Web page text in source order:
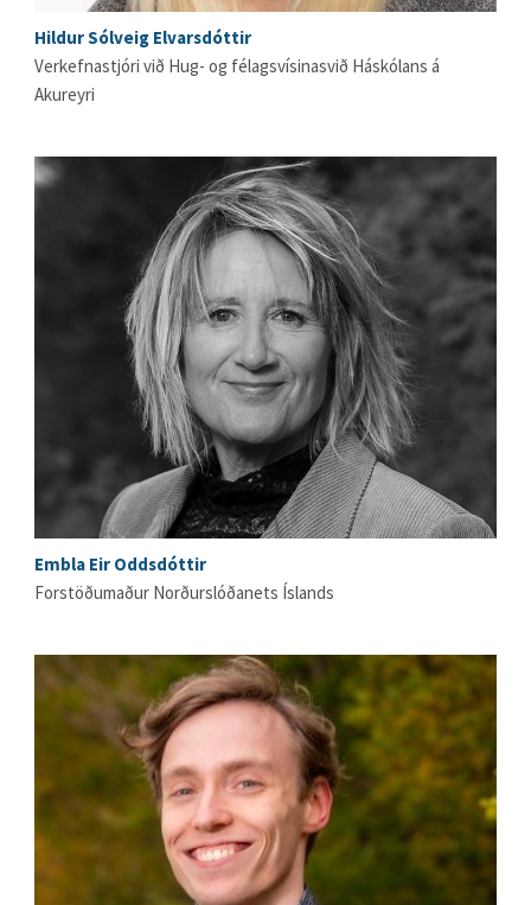
Hildur Sólveig Elvarsdóttir
Verkefnastjóri við Hug- og félagsvísinasvið Háskólans á
Akureyri
Embla Eir Oddsdóttir
Forstöðumaður Norðurslóðanets Íslands